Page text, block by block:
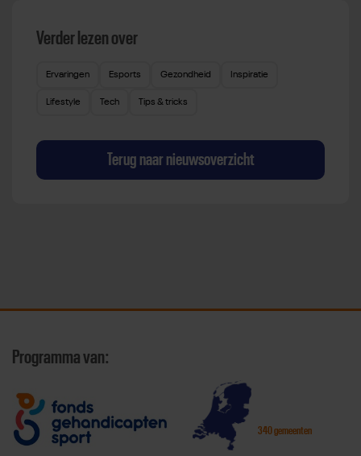
Verder lezen over
Ervaringen Esports Gezondheid Inspiratie
Lifestyle Tech Tips & tricks
Terug naar nieuwsoverzicht
Programma van:
340 gemeenten